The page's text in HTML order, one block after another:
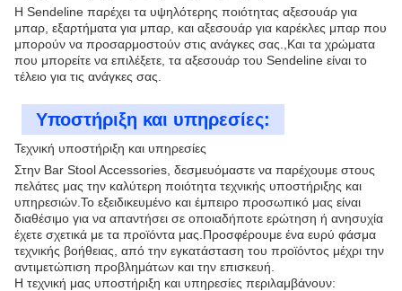
Η Sendeline παρέχει τα υψηλότερης ποιότητας αξεσουάρ για
μπαρ, εξαρτήματα για μπαρ, και αξεσουάρ για καρέκλες μπαρ που
μπορούν να προσαρμοστούν στις ανάγκες σας.,Και τα χρώματα
που μπορείτε να επιλέξετε, τα αξεσουάρ του Sendeline είναι το
τέλειο για τις ανάγκες σας.
Υποστήριξη και υπηρεσίες:
Τεχνική υποστήριξη και υπηρεσίες
Στην Bar Stool Accessories, δεσμευόμαστε να παρέχουμε στους
πελάτες μας την καλύτερη ποιότητα τεχνικής υποστήριξης και
υπηρεσιών.Το εξειδικευμένο και έμπειρο προσωπικό μας είναι
διαθέσιμο για να απαντήσει σε οποιαδήποτε ερώτηση ή ανησυχία
έχετε σχετικά με τα προϊόντα μας.Προσφέρουμε ένα ευρύ φάσμα
τεχνικής βοήθειας, από την εγκατάσταση του προϊόντος μέχρι την
αντιμετώπιση προβλημάτων και την επισκευή.
Η τεχνική μας υποστήριξη και υπηρεσίες περιλαμβάνουν: